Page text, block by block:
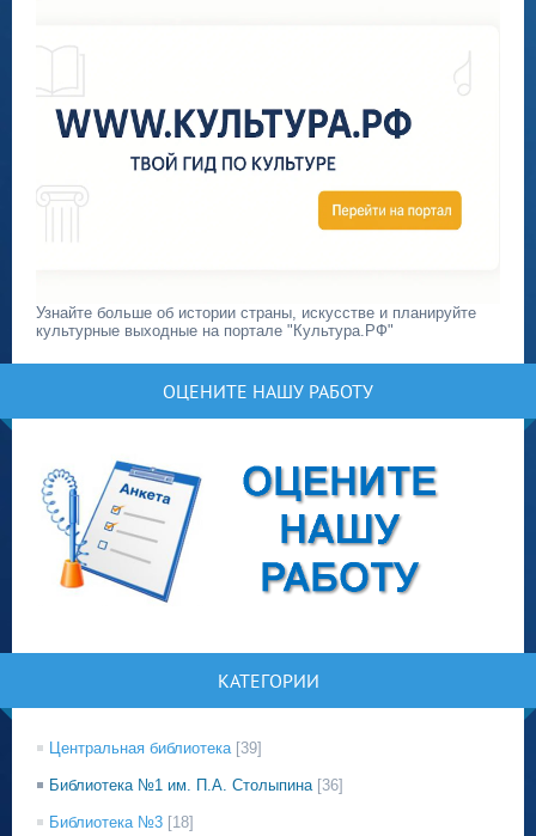
Узнайте больше об истории страны, искусстве и планируйте
культурные выходные на портале "Культура.РФ"
ОЦЕНИТЕ НАШУ РАБОТУ
КАТЕГОРИИ
Центральная библиотека [39]
Библиотека №1 им. П.А. Столыпина [36]
Библиотека №3 [18]